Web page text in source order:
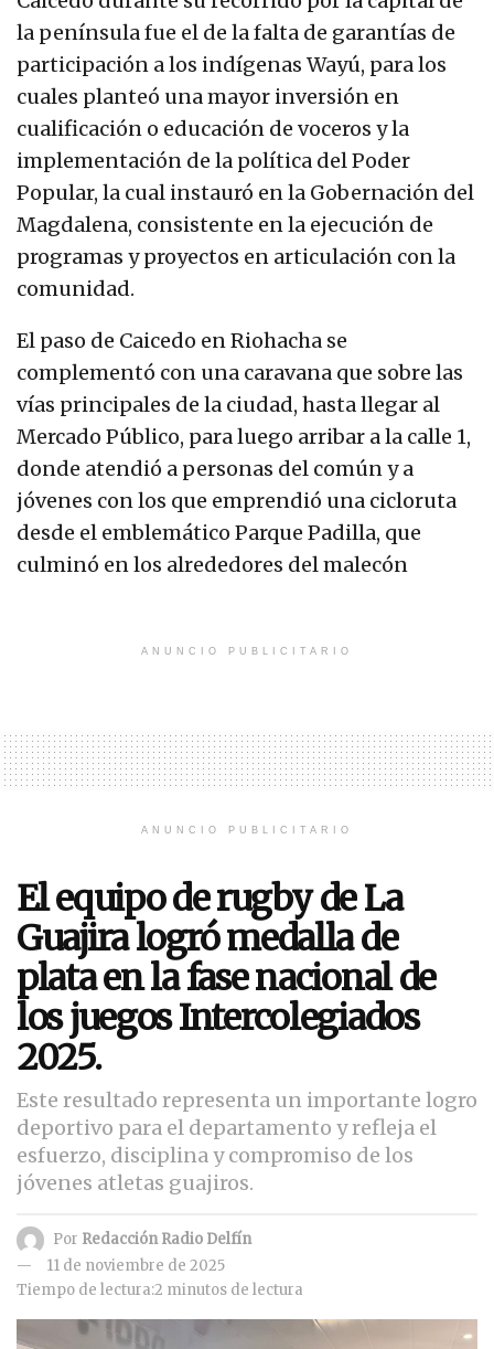
la península fue el de la falta de garantías de
participación a los indígenas Wayú, para los
cuales planteó una mayor inversión en
cualificación o educación de voceros y la
implementación de la política del Poder
Popular, la cual instauró en la Gobernación del
Magdalena, consistente en la ejecución de
programas y proyectos en articulación con la
comunidad.
El paso de Caicedo en Riohacha se
complementó con una caravana que sobre las
vías principales de la ciudad, hasta llegar al
Mercado Público, para luego arribar a la calle 1,
donde atendió a personas del común y a
jóvenes con los que emprendió una cicloruta
desde el emblemático Parque Padilla, que
culminó en los alrededores del malecón
ANUNCIO PUBLICITARIO
ANUNCIO PUBLICITARIO
El equipo de rugby de La
Guajira logró medalla de
plata en la fase nacional de
los juegos Intercolegiados
2025.
Este resultado representa un importante logro
deportivo para el departamento y refleja el
esfuerzo, disciplina y compromiso de los
jóvenes atletas guajiros.
Por Redacción Radio Delfín
11 de noviembre de 2025
Tiempo de lectura:2 minutos de lectura